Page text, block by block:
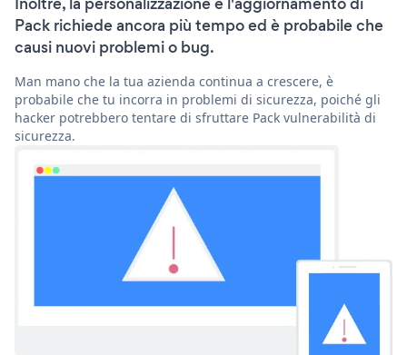
Pack richiede ancora più tempo ed è probabile che
causi nuovi problemi o bug.
Man mano che la tua azienda continua a crescere, è
probabile che tu incorra in problemi di sicurezza, poiché gli
hacker potrebbero tentare di sfruttare Pack vulnerabilità di
sicurezza.